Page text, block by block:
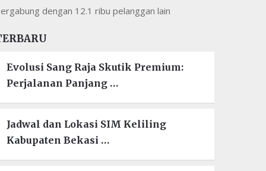
dengan 12.1 ribu pelanggan lain
Evolusi Sang Raja Skutik Premium:
Perjalanan Panjang …
Jadwal dan Lokasi SIM Keliling
Kabupaten Bekasi …